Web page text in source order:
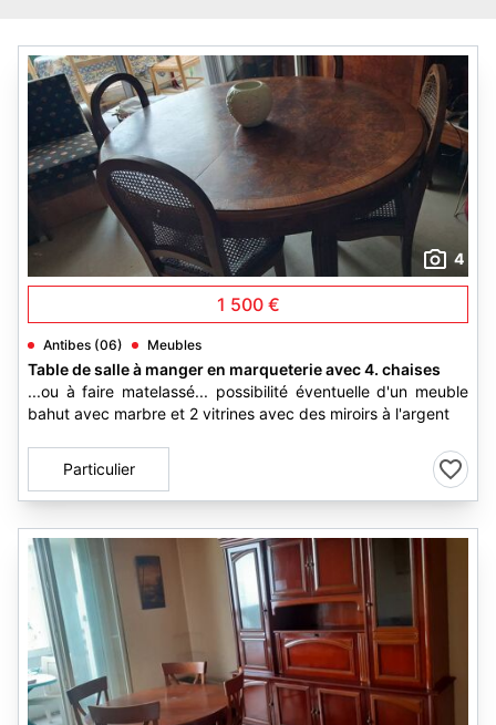
4
1 500 €
Antibes (06) Meubles
Table de salle à manger en marqueterie avec 4. chaises
...ou à faire matelassé... possibilité éventuelle d'un meuble
bahut avec marbre et 2 vitrines avec des miroirs à l'argent
Particulier